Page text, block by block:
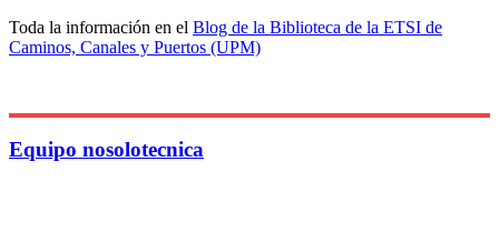
Toda la información en el Blog de la Biblioteca de la ETSI de
Caminos, Canales y Puertos (UPM)
Equipo nosolotecnica